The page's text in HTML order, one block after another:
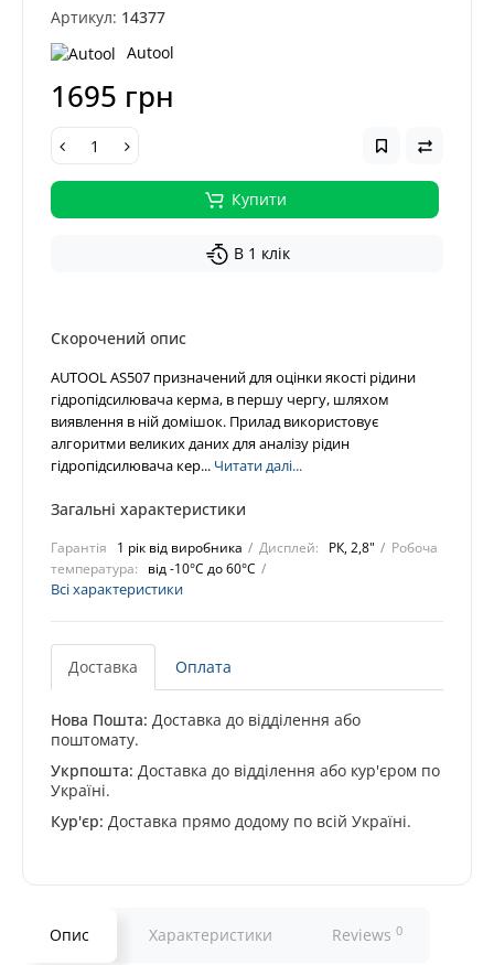
Артикул: 14377
Autool
1695 грн
Купити
В 1 клік
Скорочений опис
AUTOOL AS507 призначений для оцінки якості рідини
гідропідсилювача керма, в першу чергу, шляхом
виявлення в ній домішок. Прилад використовує
алгоритми великих даних для аналізу рідин
гідропідсилювача кер... Читати далі...
Загальні характеристики
Гарантія 1 рік від виробника Дисплей: РК, 2,8"
Робоча
температура:
від -10°C до 60°C
Всі характеристики
Доставка Оплата
Нова Пошта: Доставка до відділення або
поштомату.
Укрпошта: Доставка до відділення або кур'єром по
Україні.
Кур'єр: Доставка прямо додому по всій Україні.
Опис Характеристики Reviews 0